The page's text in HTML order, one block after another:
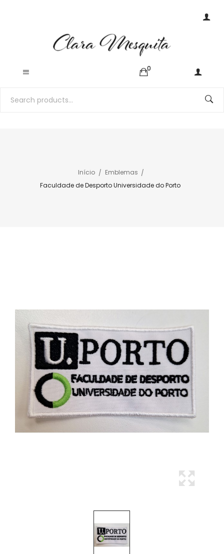
0
Início
Emblemas
Faculdade de Desporto Universidade do Porto